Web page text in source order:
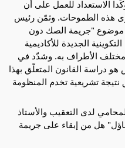
الاستعداد للعمل على أن
هذه الطموحات. وثمّن رئيس
"جريمة الصك دون
الجديدة للأكاديمية
مختلف الأطراف به. وشدّد في
دراسة القانون المتعلّق بهذا
تشريعية تخدم المنظومة
لدى التعقيب والأستاذ
هل من إبقاء على جريمة